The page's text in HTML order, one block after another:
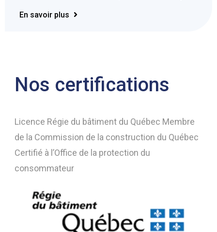
En savoir plus
Nos certifications
Licence Régie du bâtiment du Québec Membre
de la Commission de la construction du Québec
Certifié à l’Office de la protection du
consommateur